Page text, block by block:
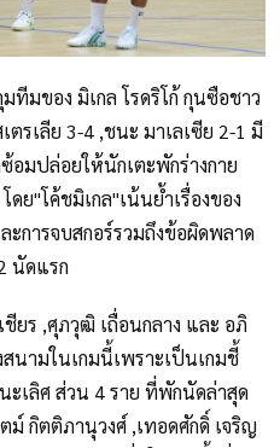
มของ มิเกล โรดริโก้ กุนซือชาว
รเลีย 3-4 ,ชนะ มาเลเซีย 2-1 มี
อมปล่อยให้นักเตะพักร่างกาย
ดย"โค้ชมิเกล"เน้นย้ำเรื่องของ
ะการจบสกอร์รวมถึงข้อผิดพลาด
นัดแรก
ยร ,ศุภวุฒิ เถื่อนกลาง และ อภิ
นามในเกมนี้เพราะเป็นเกมชี้
ะเลิศ ส่วน 4 ราย ที่พักนัดล่าสุด
กิตติภานุวงศ์ ,เทอดศักดิ์ เจริญ